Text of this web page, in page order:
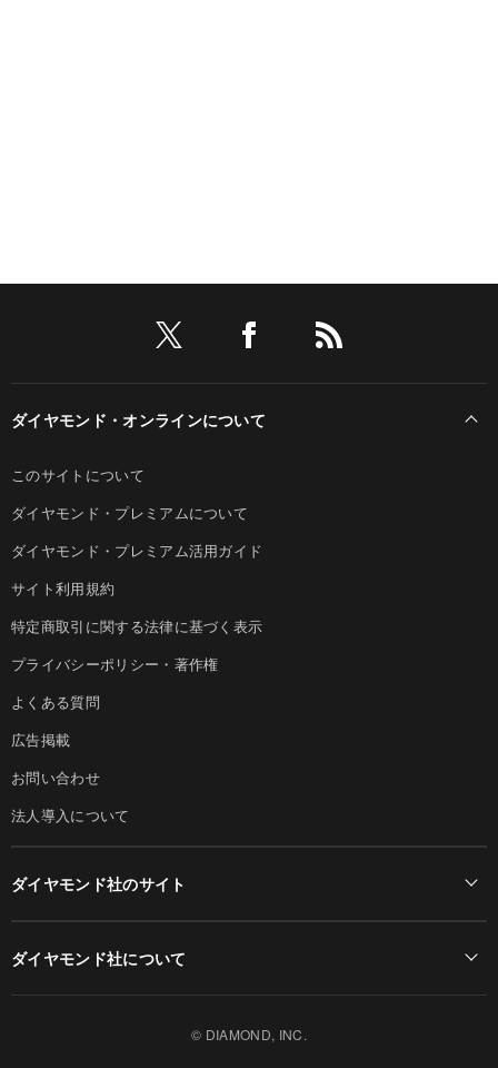
ダイヤモンド・オンラインについて
このサイトについて
ダイヤモンド・プレミアムについて
ダイヤモンド・プレミアム活用ガイド
サイト利用規約
特定商取引に関する法律に基づく表示
プライバシーポリシー・著作権
よくある質問
広告掲載
お問い合わせ
法人導入について
ダイヤモンド社のサイト
ダイヤモンド社について
© DIAMOND, INC.